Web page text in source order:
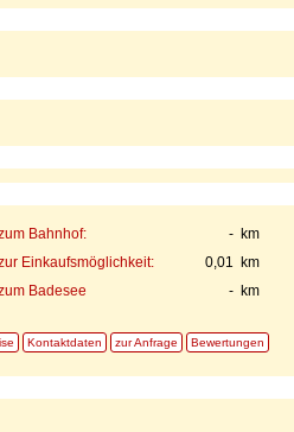
- km
Bahnhof:
0,01 km
Einkaufsmöglichkeit:
- km
Badesee
Kontaktdaten zur Anfrage Bewertungen